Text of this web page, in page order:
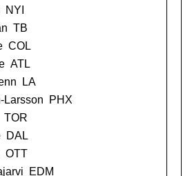
NYI
TB
COL
ATL
LA
Larsson
PHX
TOR
DAL
OTT
EDM